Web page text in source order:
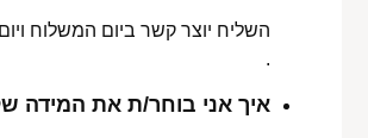
השליח יוצר קשר ביום המשלוח
.
איך אני בוחר/ת את המידה